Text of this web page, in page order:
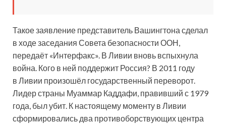
Такое заявление представитель Вашингтона сделал
в ходе заседания Совета безопасности ООН,
передаёт «Интерфакс». В Ливии вновь вспыхнула
война. Кого в ней поддержит Россия? В 2011 году
в Ливии произошёл государственный переворот.
Лидер страны Муаммар Каддафи, правивший с 1979
года, был убит. К настоящему моменту в Ливии
сформировались два противоборствующих центра